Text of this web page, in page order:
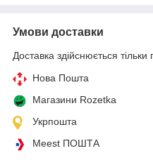
Умови доставки
Доставка здійснюється тільки
Нова Пошта
Магазини Rozetka
Укрпошта
Meest ПОШТА